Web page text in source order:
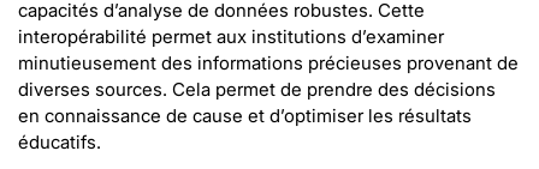
capacités d’analyse de données robustes. Cette
interopérabilité permet aux institutions d’examiner
minutieusement des informations précieuses provenant de
diverses sources. Cela permet de prendre des décisions
en connaissance de cause et d’optimiser les résultats
éducatifs.